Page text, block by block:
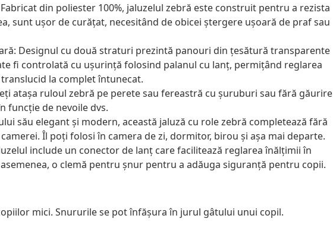
din poliester 100%, jaluzelul zebră este construit pentru a rezista
sunt ușor de curățat, necesitând de obicei ștergere ușoară de praf sau
Designul cu două straturi prezintă panouri din țesătură transparente
fi controlată cu ușurință folosind palanul cu lanț, permițând reglarea
la complet întunecat.
atașa ruloul zebră pe perete sau fereastră cu șuruburi sau fără găurire
funcție de nevoile dvs.
său elegant și modern, această jaluză cu role zebră completează fără
Îl poți folosi în camera de zi, dormitor, birou și așa mai departe.
include un conector de lanț care facilitează reglarea înălțimii în
o clemă pentru șnur pentru a adăuga siguranță pentru copii.
mici. Snururile se pot înfăşura în jurul gâtului unui copil.